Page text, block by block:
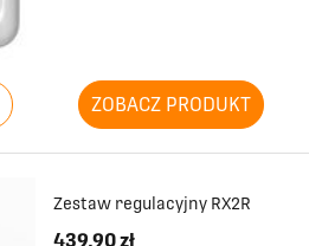
ZOBACZ PRODUKT
Zestaw regulacyjny RX2R
439,90 zł